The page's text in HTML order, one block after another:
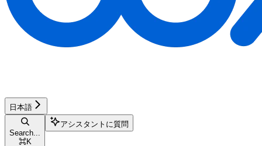
日本語
Search...
⌘K
アシスタントに質問